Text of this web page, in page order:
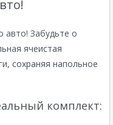
авто! Забудьте о
ячеистая
сохраняя напольное
комплект: